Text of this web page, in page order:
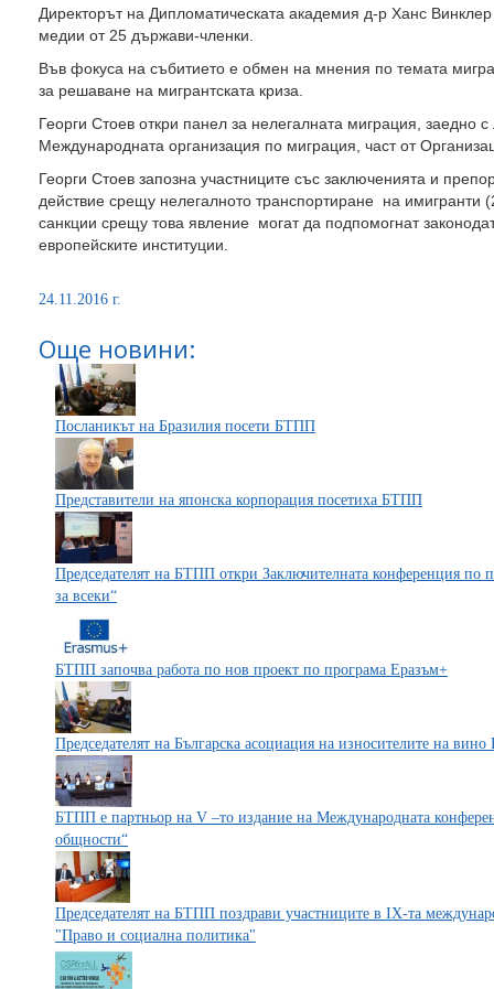
Директорът на Дипломатическата академия д-р Ханс
медии от 25 държави-членки.
Във фокуса на събитието е обмен на мнения по темата
за решаване на мигрантската криза.
Георги Стоев откри панел за нелегалната миграция, заедно
Международната организация по миграция, част от
Георги Стоев запозна участниците със заключенията и
действие срещу нелегалното транспортиране на имигранти
санкции срещу това явление могат да подпомогнат
европейските институции.
24.11.2016 г.
Още новини:
Посланикът на Бразилия посети БТПП
Представители на японска корпорация посетиха БТПП
Председателят на БТПП откри Заключителната конференция по
за всеки“
БТПП започва работа по нов проект по програма Еразъм+
Председателят на Българска асоциация на износителите на
БТПП e партньор на V –то издание на Международната
общности“
Председателят на БТПП поздрави участниците в IX-та
"Право и социална политика"